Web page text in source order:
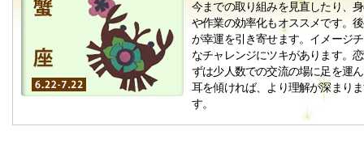
今までの取り組みを見直したり、
や作業の効率化もオススメです。
が幸運を引き寄せます。イメージ
なチャレンジにツキがあります。
ずは少人数での交流の場に足を運
耳を傾ければ、より理解が深まり
す。